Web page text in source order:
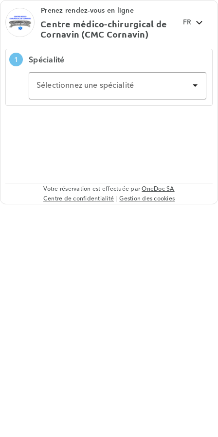
Prenez rendez-vous en ligne
Centre médico-chirurgical de
Cornavin (CMC Cornavin)
1
Spécialité
Sélectionnez une spécialité
Votre réservation est effectuée parOneDoc SA
Centre de confidentialité Gestion des cookies